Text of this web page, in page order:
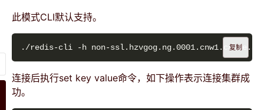
此模式CLI默认支持。
./redis-cli -h non- 复制
连接后执行set key value命令，如下操作表示连接集群成
功。